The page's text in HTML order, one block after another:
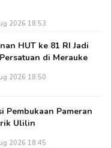
2026 18:53
HUT ke 81 RI Jadi
di Merauke
2026 18:50
Pembukaan Pameran
Ulilin
2026 18:45